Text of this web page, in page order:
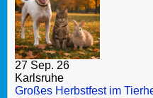
27 Sep. 26
Karlsruhe
Großes Herbstfest im